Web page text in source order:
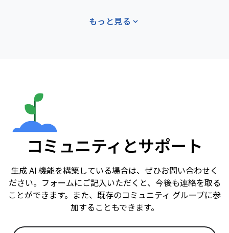
もっと見る expand_more
コミュニティとサポート
生成 AI 機能を構築している場合は、ぜひお問い合わせく
ださい。フォームにご記入いただくと、今後も連絡を取る
ことができます。また、既存のコミュニティ グループに参
加することもできます。